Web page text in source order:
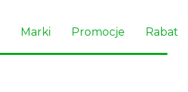
Marki Promocje Rabat